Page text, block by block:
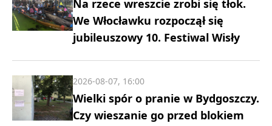
Na rzece wreszcie zrobi się tłok.
We Włocławku rozpoczął się
jubileuszowy 10. Festiwal Wisły
Wielki spór o pranie w Bydgoszczy.
Czy wieszanie go przed blokiem
2026-08-07, 16:00